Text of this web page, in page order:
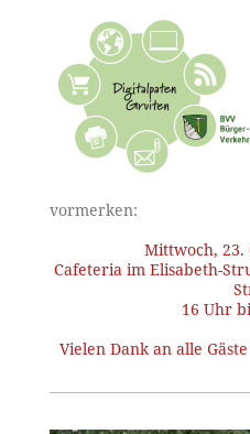
vormerken:
Mittwoch, 23.
Cafeteria im Elisabeth-
16 Uhr
Vielen Dank an alle